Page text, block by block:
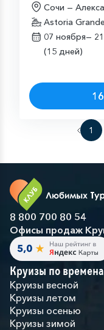
Сочи —
Astoria Grande
07 ноября—
(15 дней)
1
8 800 700 80 54
Офисы продаж
Круизы по
Круизы весной
Круизы летом
Круизы осенью
Круизы зимой